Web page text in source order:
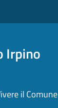
Irpino
il Comune